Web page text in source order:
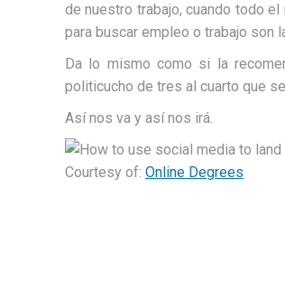
de nuestro trabajo, cuando todo
para buscar empleo o trabajo son
Da lo mismo como si la
politicucho de tres al cuarto que
Así nos va y así nos irá.
Courtesy of: Online Degrees